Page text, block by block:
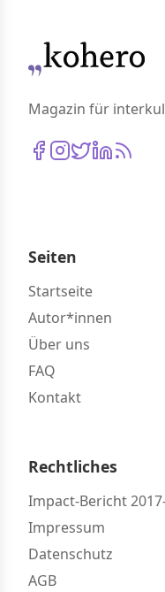
Magazin für
Seiten
Startseite
Autor*innen
Über uns
FAQ
Kontakt
Rechtliches
Impact-Bericht
Impressum
Datenschutz
AGB